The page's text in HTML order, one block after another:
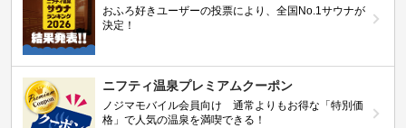
おふろ好きユーザーの投票により、全国No.1サウナが
決定！
ニフティ温泉プレミアムクーポン
ノジマモバイル会員向け 通常よりもお得な「特別価
格」で人気の温泉を満喫できる！